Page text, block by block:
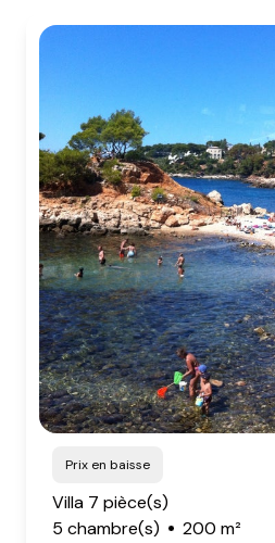
VENDUS
AGENCE
CONTACT
Prix en baisse
Villa 7 pièce(s)
5 chambre(s)
200 m²